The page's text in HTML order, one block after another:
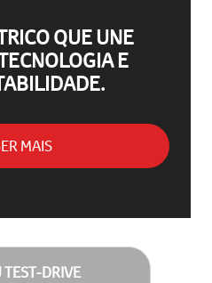
QUE UNE
E
MAIS
TEST-DRIVE